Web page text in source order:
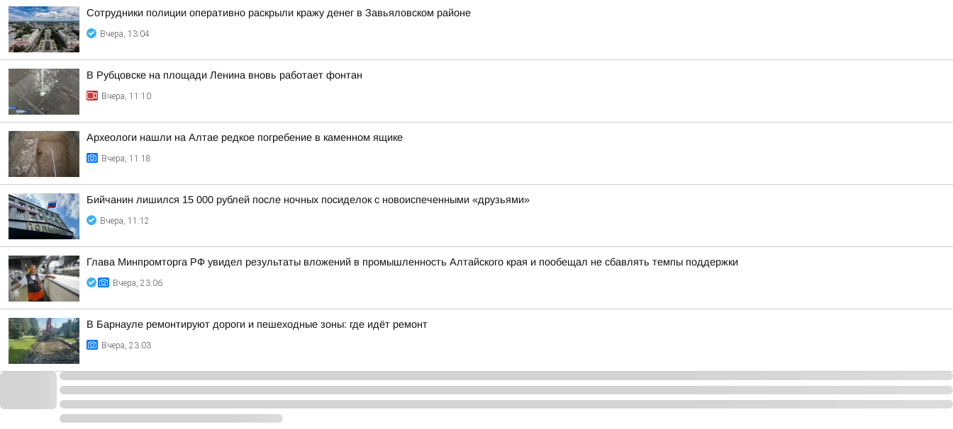
Сотрудники полиции оперативно раскрыли кражу денег в Завьяловском районе
Вчера, 13:04
В Рубцовске на площади Ленина вновь работает фонтан
Вчера, 11:10
Археологи нашли на Алтае редкое погребение в каменном ящике
Вчера, 11:18
Бийчанин лишился 15 000 рублей после ночных посиделок с новоиспеченными «друзьями»
Вчера, 11:12
Глава Минпромторга РФ увидел результаты вложений в промышленность Алтайского края и пообещал не сбавлять темпы поддержки
Вчера, 23:06
В Барнауле ремонтируют дороги и пешеходные зоны: где идёт ремонт
Вчера, 23:03